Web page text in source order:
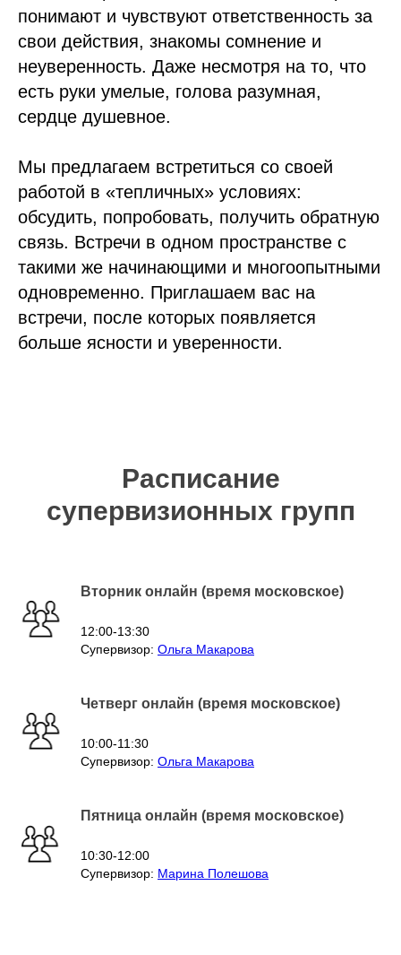
понимают и чувствуют ответственность за
свои действия, знакомы сомнение и
неуверенность. Даже несмотря на то, что
есть руки умелые, голова разумная,
сердце душевное.
Мы предлагаем встретиться со своей
работой в «тепличных» условиях:
обсудить, попробовать, получить обратную
связь. Встречи в одном пространстве с
такими же начинающими и многоопытными
одновременно. Приглашаем вас на
встречи, после которых появляется
больше ясности и уверенности.
Расписание
супервизионных групп
Вторник онлайн (время московское)
12:00-13:30
Супервизор: Ольга Макарова
Четверг онлайн (время московское)
10:00-11:30
Супервизор: Ольга Макарова
Пятница онлайн (время московское)
10:30-12:00
Супервизор: Марина Полешова